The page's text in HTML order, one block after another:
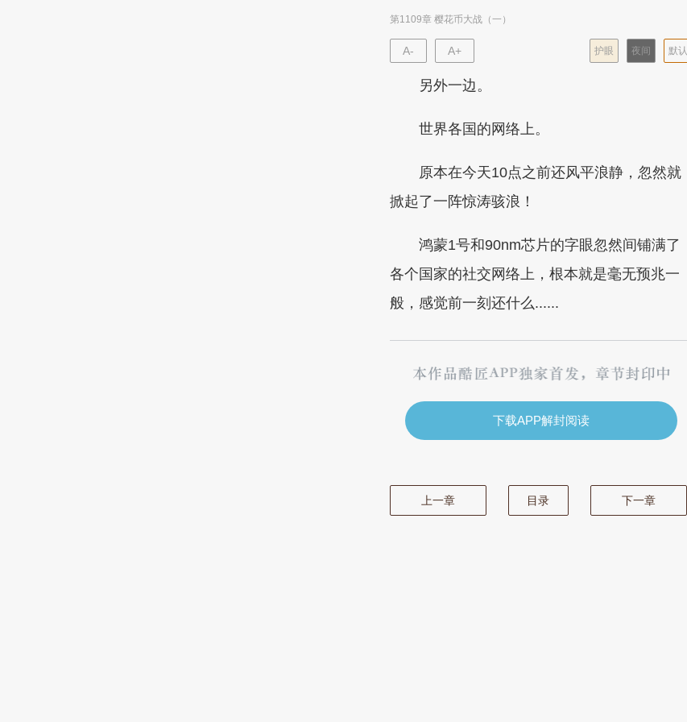
第1109章 樱花币大战（一）
A- A+ 默认
夜间
护眼
另外一边。
世界各国的网络上。
原本在今天10点之前还风平浪静，忽然就
掀起了一阵惊涛骇浪！
鸿蒙1号和90nm芯片的字眼忽然间铺满了
各个国家的社交网络上，根本就是毫无预兆一
般，感觉前一刻还什么......
下载APP解封阅读
上一章 目录 下一章